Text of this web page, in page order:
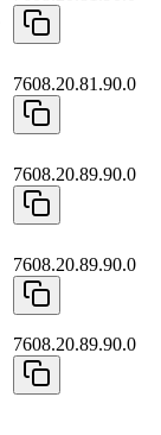
7608.20.81.90.0
7608.20.89.90.0
7608.20.89.90.0
7608.20.89.90.0